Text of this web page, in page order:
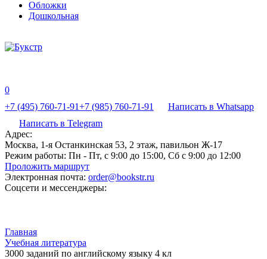
Обложки
Дошкольная
0
+7 (495) 760-71-91+7 (985) 760-71-91
Написать в Whatsapp
Написать в Telegram
Адрес:
Москва, 1-я Останкинская 53, 2 этаж, павильон Ж-17
Режим работы: Пн - Пт, с 9:00 до 15:00, Сб с 9:00 до 12:00
Проложить маршрут
Электронная почта: order@bookstr.ru
Соцсети и мессенджеры:
Главная
Учебная литература
3000 заданий по английскому языку 4 кл